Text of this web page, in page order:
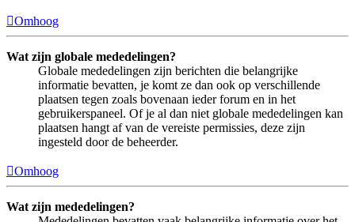
Omhoog
Wat zijn globale mededelingen?
Globale mededelingen zijn berichten die belangrijke
informatie bevatten, je komt ze dan ook op verschillende
plaatsen tegen zoals bovenaan ieder forum en in het
gebruikerspaneel. Of je al dan niet globale mededelingen kan
plaatsen hangt af van de vereiste permissies, deze zijn
ingesteld door de beheerder.
Omhoog
Wat zijn mededelingen?